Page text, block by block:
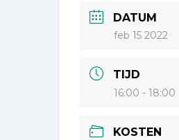
DATUM
feb 15 2022
TIJD
16:00 - 18:00
KOSTEN